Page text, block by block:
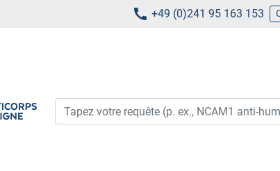
+49 (0)241 95 163 153